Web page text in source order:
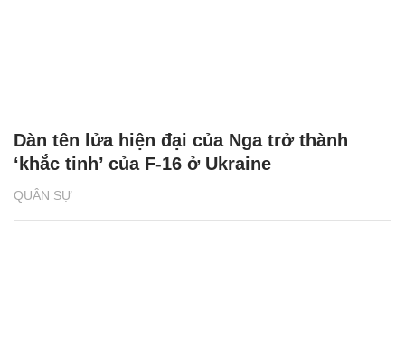
QUÂN SỰ
Dàn tên lửa hiện đại của Nga trở thành
‘khắc tinh’ của F-16 ở Ukraine